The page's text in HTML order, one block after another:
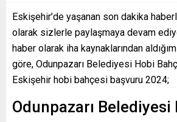
Eskişehir’de yaşanan son dakika
olarak sizlerle paylaşmaya devam
haber olarak iha kaynaklarından
göre, Odunpazarı Belediyesi Hobi
Eskişehir hobi bahçesi başvuru 2024;
Odunpazarı Belediyesi